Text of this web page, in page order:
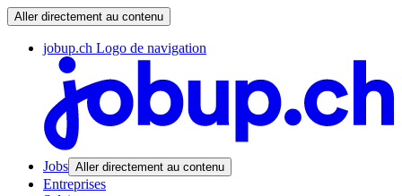
Aller directement au contenu
jobup.ch Logo de navigation
Jobs Aller directement au contenu
Entreprises